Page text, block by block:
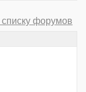
списку форумов